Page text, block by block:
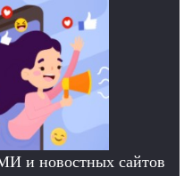
и новостных сайтов